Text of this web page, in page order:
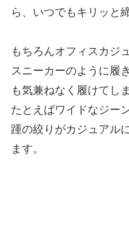
ら、いつでもキリッと
もちろんオフィスカジ
スニーカーのように履
も気兼ねなく履けてし
たとえばワイドなジー
踵の絞りがカジュアル
ます。